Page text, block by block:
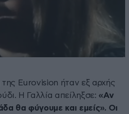
Eurovision ήταν εξ αρχής
Η Γαλλία απείληξσε: «Αν
θα φύγουμε και εμείς». Οι